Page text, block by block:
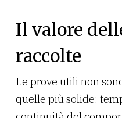
Il valore
raccolte
Le prove utili non
quelle più solide: